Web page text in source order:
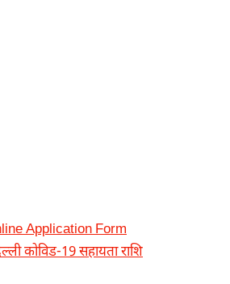
Application Form
कोविड-19 सहायता राशि